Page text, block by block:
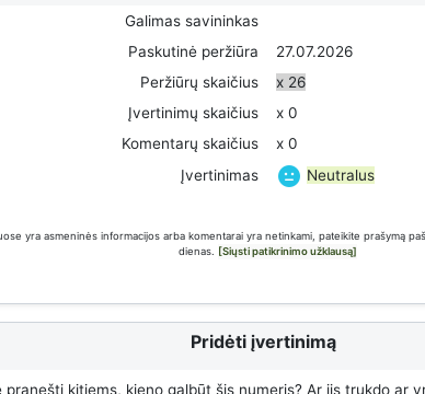
Galimas savininkas
Paskutinė peržiūra
27.07.2026
Peržiūrų skaičius
x 26
Įvertinimų skaičius
x 0
Komentarų skaičius
x 0
Įvertinimas
Neutralus
yra asmeninės informacijos arba komentarai yra netinkami, pateikite prašymą
dienas.
[Siųsti patikrinimo užklausą]
Pridėti įvertinimą
pranešti kitiems, kieno galbūt šis numeris? Ar jis trukdo ar